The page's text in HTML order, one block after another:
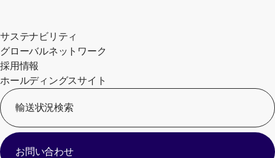
サステナビリティ
グローバルネットワーク
採用情報
ホールディングスサイト
輸送状況検索
[
お問い合わせ